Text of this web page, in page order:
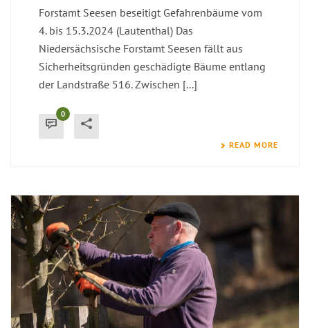
Forstamt Seesen beseitigt Gefahrenbäume vom
4. bis 15.3.2024 (Lautenthal) Das
Niedersächsische Forstamt Seesen fällt aus
Sicherheitsgründen geschädigte Bäume entlang
der Landstraße 516. Zwischen [...]
0
READ MORE